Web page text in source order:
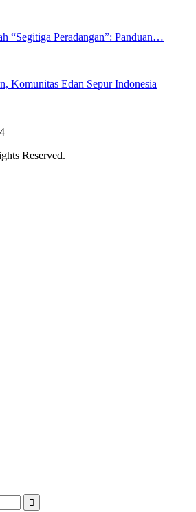
“Segitiga Peradangan”: Panduan…
Komunitas Edan Sepur Indonesia
Reserved.